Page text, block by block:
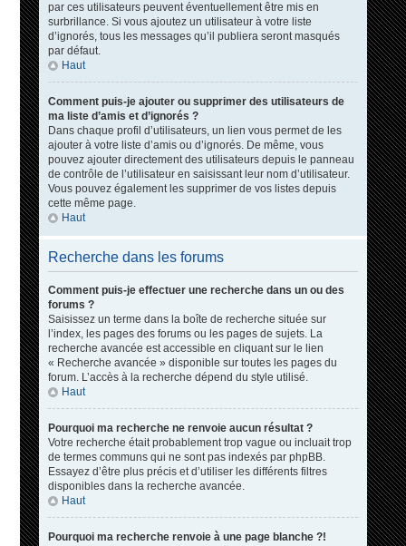
par ces utilisateurs peuvent éventuellement être mis en
surbrillance. Si vous ajoutez un utilisateur à votre liste
d’ignorés, tous les messages qu’il publiera seront masqués
par défaut.
Haut
Comment puis-je ajouter ou supprimer des utilisateurs de
ma liste d’amis et d’ignorés ?
Dans chaque profil d’utilisateurs, un lien vous permet de les
ajouter à votre liste d’amis ou d’ignorés. De même, vous
pouvez ajouter directement des utilisateurs depuis le panneau
de contrôle de l’utilisateur en saisissant leur nom d’utilisateur.
Vous pouvez également les supprimer de vos listes depuis
cette même page.
Haut
Recherche dans les forums
Comment puis-je effectuer une recherche dans un ou des
forums ?
Saisissez un terme dans la boîte de recherche située sur
l’index, les pages des forums ou les pages de sujets. La
recherche avancée est accessible en cliquant sur le lien
« Recherche avancée » disponible sur toutes les pages du
forum. L’accès à la recherche dépend du style utilisé.
Haut
Pourquoi ma recherche ne renvoie aucun résultat ?
Votre recherche était probablement trop vague ou incluait trop
de termes communs qui ne sont pas indexés par phpBB.
Essayez d’être plus précis et d’utiliser les différents filtres
disponibles dans la recherche avancée.
Haut
Pourquoi ma recherche renvoie à une page blanche ?!